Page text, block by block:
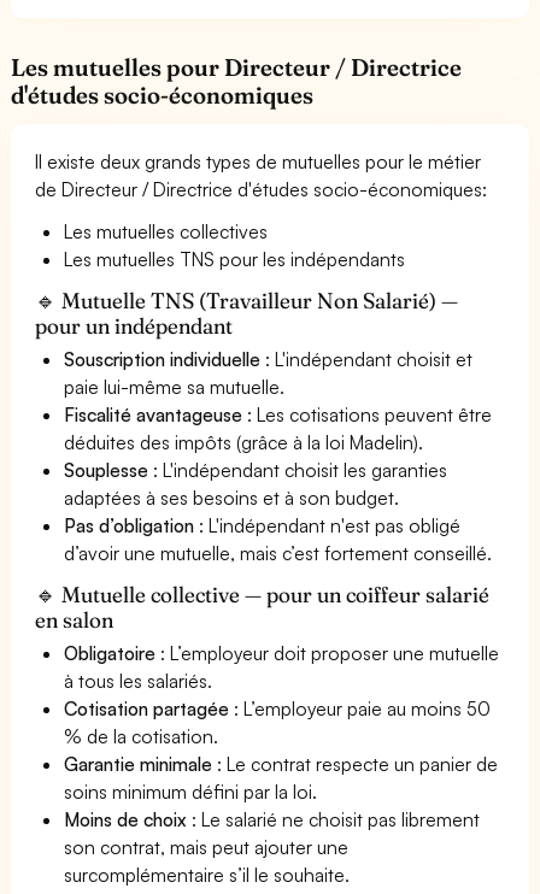
Les mutuelles pour Directeur / Directrice
d'études socio-économiques
Il existe deux grands types de mutuelles pour le métier
de Directeur / Directrice d'études socio-économiques:
Les mutuelles collectives
Les mutuelles TNS pour les indépendants
🔹 Mutuelle TNS (Travailleur Non Salarié) —
pour un indépendant
Souscription individuelle : L'indépendant choisit et
paie lui-même sa mutuelle.
Fiscalité avantageuse : Les cotisations peuvent être
déduites des impôts (grâce à la loi Madelin).
Souplesse : L'indépendant choisit les garanties
adaptées à ses besoins et à son budget.
Pas d’obligation : L'indépendant n'est pas obligé
d’avoir une mutuelle, mais c’est fortement conseillé.
🔹 Mutuelle collective — pour un coiffeur salarié
en salon
Obligatoire : L’employeur doit proposer une mutuelle
à tous les salariés.
Cotisation partagée : L’employeur paie au moins 50
% de la cotisation.
Garantie minimale : Le contrat respecte un panier de
soins minimum défini par la loi.
Moins de choix : Le salarié ne choisit pas librement
son contrat, mais peut ajouter une
surcomplémentaire s’il le souhaite.